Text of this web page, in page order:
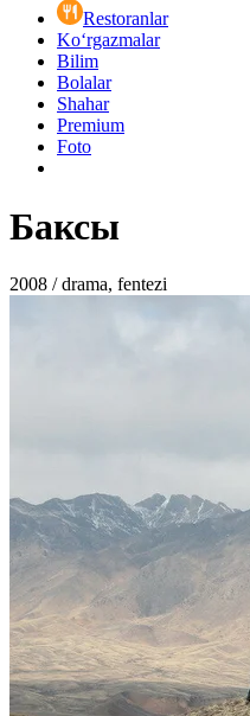
Restoranlar
Ko‘rgazmalar
Bilim
Bolalar
Shahar
Premium
Foto
Баксы
2008 / drama, fentezi